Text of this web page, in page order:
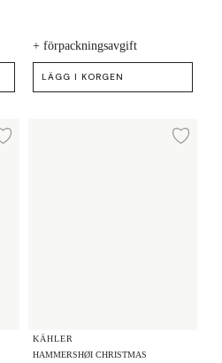
+ förpackningsavgift
LÄGG I KORGEN
Lägg till i önskelista
KÄHLER
HAMMERSHØI CHRISTMAS